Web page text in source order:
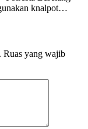
knalpot…
Ruas yang wajib